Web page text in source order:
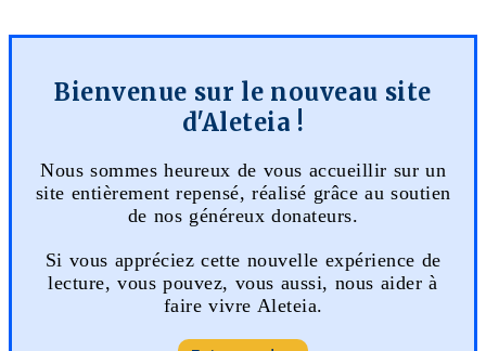
Bienvenue sur le nouveau site
d'Aleteia !
Nous sommes heureux de vous accueillir sur un
site entièrement repensé, réalisé grâce au soutien
de nos généreux donateurs.
Si vous appréciez cette nouvelle expérience de
lecture, vous pouvez, vous aussi, nous aider à
faire vivre Aleteia.